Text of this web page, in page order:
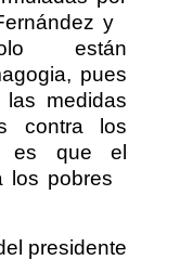
y
están
pues
medidas
contra los
es que el
los pobres
presidente